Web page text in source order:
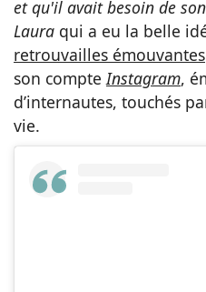
et qu'il avait besoin de
Laura qui a eu la belle
retrouvailles émouvantes
son compte Instagram,
d’internautes, touchés
vie.